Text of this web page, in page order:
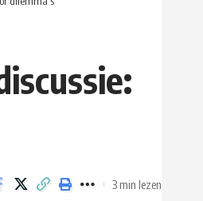
3 min lezen